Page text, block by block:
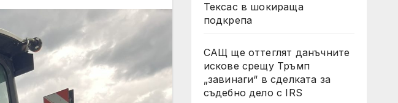
Тексас в шокираща
подкрепа
САЩ ще оттеглят данъчните
искове срещу Тръмп
„завинаги“ в сделката за
съдебно дело с IRS